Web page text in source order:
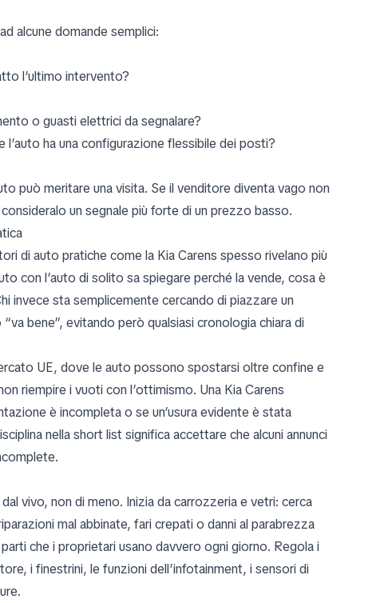
alcune domande semplici:
l’ultimo intervento?
o guasti elettrici da segnalare?
ha una configurazione flessibile dei posti?
può meritare una visita. Se il venditore diventa vago non
un segnale più forte di un prezzo basso.
di auto pratiche come la Kia Carens spesso rivelano più
con l’auto di solito sa spiegare perché la vende, cosa è
invece sta semplicemente cercando di piazzare un
bene”, evitando però qualsiasi cronologia chiara di
UE, dove le auto possono spostarsi oltre confine e
riempire i vuoti con l’ottimismo. Una Kia Carens
è incompleta o se un’usura evidente è stata
nella short list significa accettare che alcuni annunci
vivo, non di meno. Inizia da carrozzeria e vetri: cerca
mal abbinate, fari crepati o danni al parabrezza
che i proprietari usano davvero ogni giorno. Regola i
i finestrini, le funzioni dell’infotainment, i sensori di